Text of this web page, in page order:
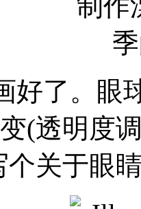
好了。眼
(透明度
个关于眼